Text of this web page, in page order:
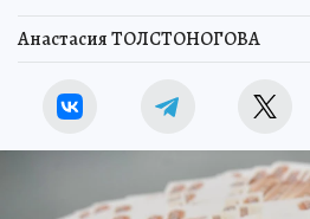
Анастасия ТОЛСТОНОГОВА